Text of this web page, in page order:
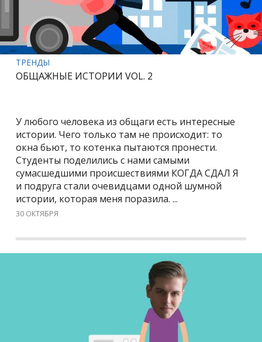
ТРЕНДЫ
ОБЩАЖНЫЕ ИСТОРИИ VOL. 2
У любого человека из общаги есть интересные
истории. Чего только там не происходит: то
окна бьют, то котенка пытаются пронести.
Студенты поделились с нами самыми
сумасшедшими происшествиями КОГДА СДАЛ Я
и подруга стали очевидцами одной шумной
истории, которая меня поразила. ...
30 ОКТЯБРЯ